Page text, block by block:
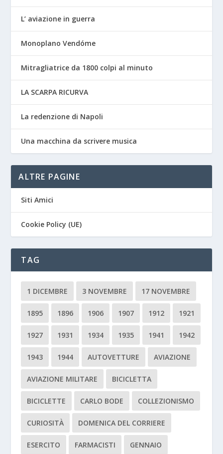
L’ aviazione in guerra
Monoplano Vendóme
Mitragliatrice da 1800 colpi al minuto
LA SCARPA RICURVA
La redenzione di Napoli
Una macchina da scrivere musica
ALTRE PAGINE
Siti Amici
Cookie Policy (UE)
TAG
1 DICEMBRE 3 NOVEMBRE 17 NOVEMBRE
1895 1896 1906 1907 1912 1921
1927 1931 1934 1935 1941 1942
1943 1944 AUTOVETTURE AVIAZIONE
AVIAZIONE MILITARE BICICLETTA
BICICLETTE CARLO BODE COLLEZIONISMO
CURIOSITÀ DOMENICA DEL CORRIERE
ESERCITO FARMACISTI GENNAIO